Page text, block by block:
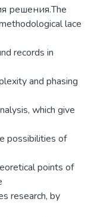
решения.The
lace
records in
and phasing
which give
possibilities of
points of
research, by